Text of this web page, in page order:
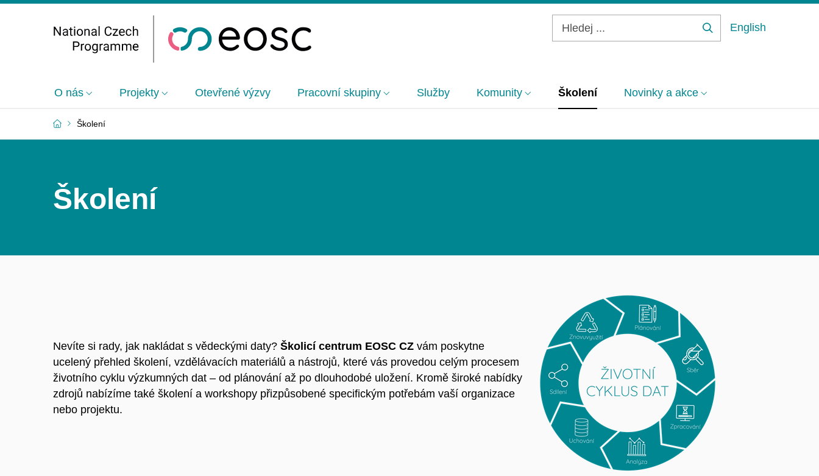
English
O nás Projekty Otevřené výzvy Pracovní skupiny Služby Komunity Školení Novinky a akce
Školení
Školení
Nevíte si rady, jak nakládat s vědeckými daty? Školicí centrum EOSC CZ vám poskytne
ucelený přehled školení, vzdělávacích materiálů a nástrojů, které vás provedou celým procesem
životního cyklu výzkumných dat – od plánování až po dlouhodobé uložení. Kromě široké nabídky
zdrojů nabízíme také školení a workshopy přizpůsobené specifickým potřebám vaší organizace
nebo projektu.